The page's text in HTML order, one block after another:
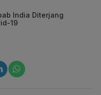
India Diterjang
19